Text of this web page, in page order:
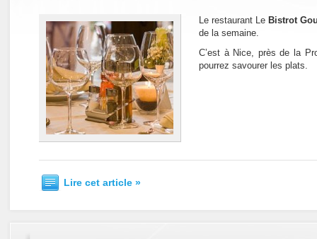
Le restaurant Le Bistrot
de la semaine.
C’est à Nice, près de la
pourrez savourer les plats.
Lire cet article »